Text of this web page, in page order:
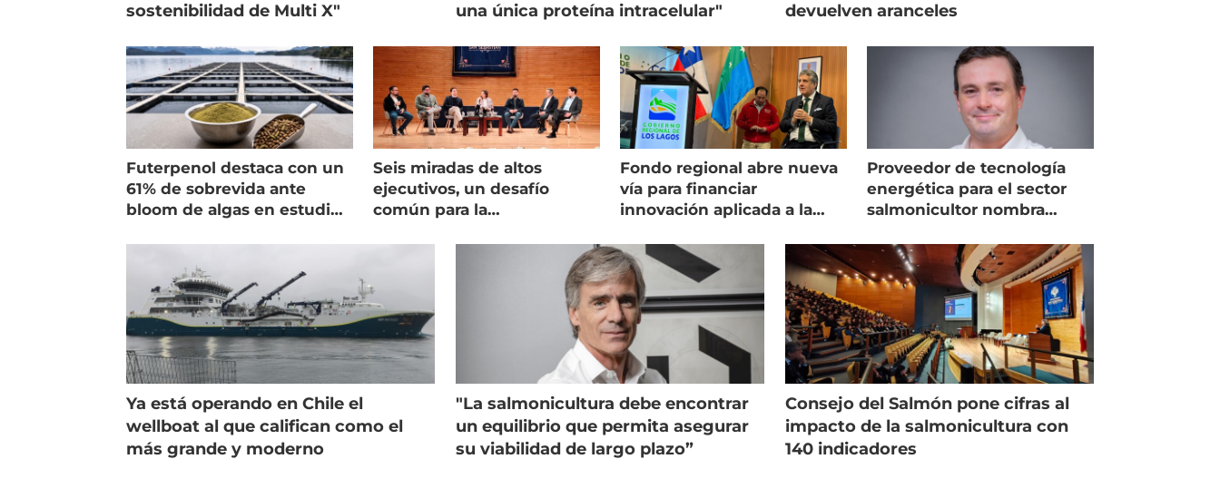
sostenibilidad de Multi X"
una única proteína intracelular"
devuelven aranceles
Futerpenol destaca con un
61% de sobrevida ante
bloom de algas en estudio
Seis miradas de altos
ejecutivos, un desafío
común para la
Fondo regional abre nueva
vía para financiar
innovación aplicada a la
Proveedor de tecnología
energética para el sector
salmonicultor nombra
Ya está operando en Chile el
wellboat al que califican como el
más grande y moderno
"La salmonicultura debe encontrar
un equilibrio que permita asegurar
su viabilidad de largo plazo”
Consejo del Salmón pone cifras al
impacto de la salmonicultura con
140 indicadores